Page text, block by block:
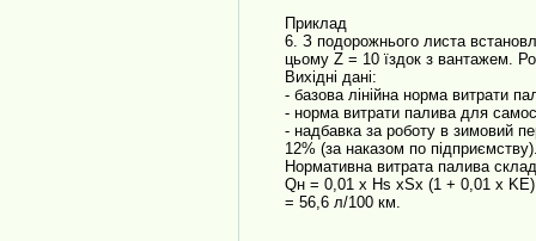
Приклад
6. З подорожнього листа
цьому Z = 10 їздок з вантажем.
Вихідні дані:
- базова лінійна норма витрати
- норма витрати палива для
- надбавка за роботу в зимовий
12% (за наказом по
Нормативна витрата палива
Qн = 0,01 х Hs хSх (1 + 0,01 х
= 56,6 л/100 км.